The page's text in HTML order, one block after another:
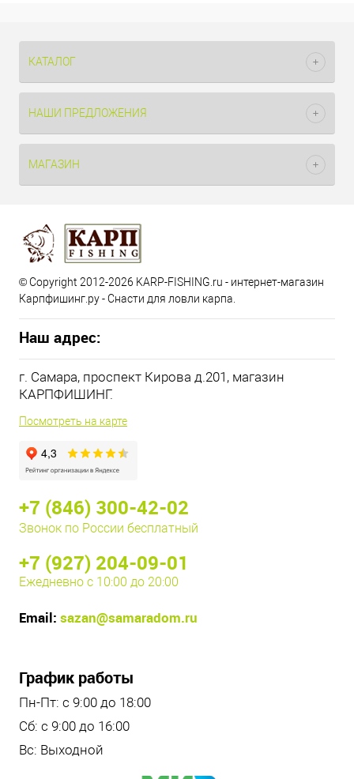
КАТАЛОГ
НАШИ ПРЕДЛОЖЕНИЯ
МАГАЗИН
© Copyright 2012-2026 KARP-FISHING.ru - интернет-магазин
Карпфишинг.ру - Снасти для ловли карпа.
Наш адрес:
г. Самара, проспект Кирова д.201, магазин
КАРПФИШИНГ.
Посмотреть на карте
+7 (846) 300-42-02
Звонок по России бесплатный
+7 (927) 204-09-01
Ежедневно с 10:00 до 20:00
Email: sazan@samaradom.ru
График работы
Пн-Пт: с 9:00 до 18:00
Сб: с 9:00 до 16:00
Вс: Выходной